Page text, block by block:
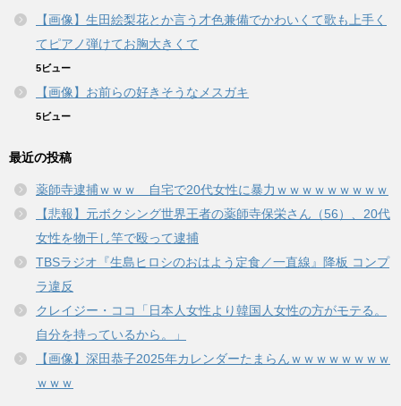
【画像】生田絵梨花とか言う才色兼備でかわいくて歌も上手く
てピアノ弾けてお胸大きくて
5ビュー
【画像】お前らの好きそうなメスガキ
5ビュー
最近の投稿
薬師寺逮捕ｗｗｗ 自宅で20代女性に暴力ｗｗｗｗｗｗｗｗｗ
【悲報】元ボクシング世界王者の薬師寺保栄さん（56）、20代
女性を物干し竿で殴って逮捕
TBSラジオ『生島ヒロシのおはよう定食／一直線』降板 コンプ
ラ違反
クレイジー・ココ「日本人女性より韓国人女性の方がモテる。
自分を持っているから。」
【画像】深田恭子2025年カレンダーたまらんｗｗｗｗｗｗｗｗ
ｗｗｗ